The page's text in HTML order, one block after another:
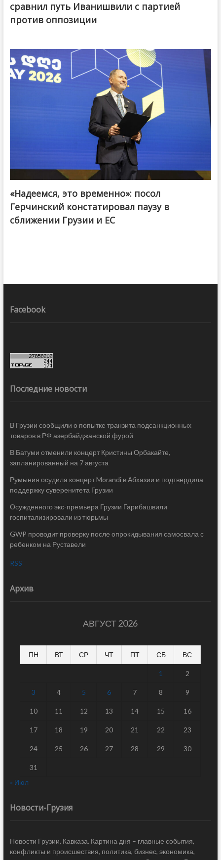
сравнил путь Иванишвили с партией
против оппозиции
«Надеемся, это временно»: посол
Герчинский констатировал паузу в
сближении Грузии и ЕС
Facebook
Последние новости
В Грузии сообщили о попытке транзита подсанкционных
товаров в РФ азербайджанской фурой
В Батуми отменили концерт Кристины Орбакайте,
запланированный на 7 августа
Румыния осудила концерт Morandi в Абхазии и подтвердила
поддержку суверенитета Грузии
Осужденного экс-премьера Грузии Гарибашвили
госпитализировали из тюрьмы
GWP проводит проверку после опрокидывания самосвала с
ребенком на Руставели
RSS
Архив
АВГУСТ 2026
ПН ВТ СР ЧТ ПТ СБ ВС
1 2
3 4 5 6 7 8 9
10 11 12 13 14 15 16
17 18 19 20 21 22 23
24 25 26 27 28 29 30
31
« Июл
Новости-Грузия
Новости Грузии, Кавказа. Картина дня – главные события,
конфликты и происшествия, политика, бизнес, экономика,